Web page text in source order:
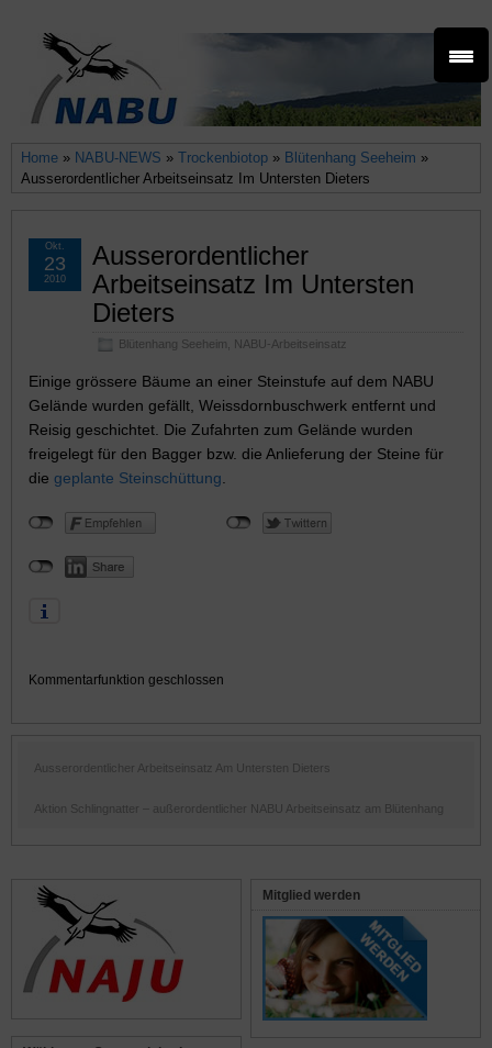
Home » NABU-NEWS » Trockenbiotop » Blütenhang Seeheim »
Ausserordentlicher Arbeitseinsatz Im Untersten Dieters
Ausserordentlicher
Arbeitseinsatz Im Untersten
Dieters
Blütenhang Seeheim NABU-Arbeitseinsatz
Okt.
23
2010
Einige grössere Bäume an einer Steinstufe auf dem NABU
Gelände wurden gefällt, Weissdornbuschwerk entfernt und
Reisig geschichtet. Die Zufahrten zum Gelände wurden
freigelegt für den Bagger bzw. die Anlieferung der Steine für
die geplante Steinschüttung
Kommentarfunktion geschlossen
Ausserordentlicher Arbeitseinsatz Am Untersten Dieters
Aktion Schlingnatter – außerordentlicher NABU Arbeitseinsatz am Blütenhang
Mitglied werden